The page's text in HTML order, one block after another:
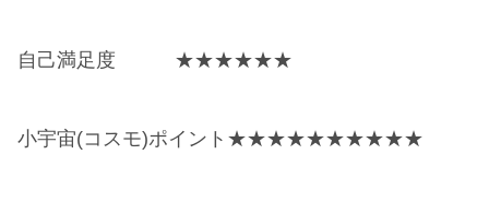
自己満足度 ★★★★★★
小宇宙(コスモ)ポイント★★★★★★★★★★